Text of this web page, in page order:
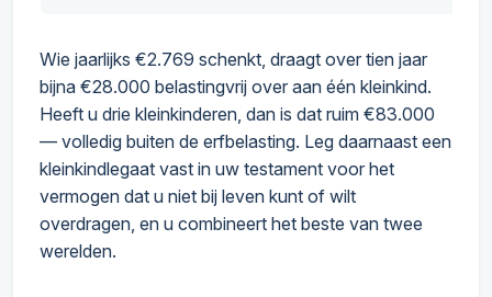
Wie jaarlijks €2.769 schenkt, draagt over tien jaar
bijna €28.000 belastingvrij over aan één kleinkind.
Heeft u drie kleinkinderen, dan is dat ruim €83.000
— volledig buiten de erfbelasting. Leg daarnaast een
kleinkindlegaat vast in uw testament voor het
vermogen dat u niet bij leven kunt of wilt
overdragen, en u combineert het beste van twee
werelden.